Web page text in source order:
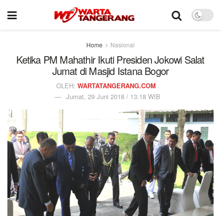
Home Nasional
Ketika PM Mahathir Ikuti Presiden Jokowi Salat
Jumat di Masjid Istana Bogor
OLEH: WARTATANGERANG.COM
Jumat, 29 Juni 2018 / 13:18 WIB